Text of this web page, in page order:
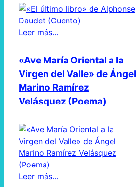
Leer más...
«Ave María Oriental a la
Virgen del Valle» de Ángel
Marino Ramírez
Velásquez (Poema)
Leer más...